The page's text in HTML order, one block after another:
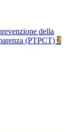
della
(PTPCT) 2